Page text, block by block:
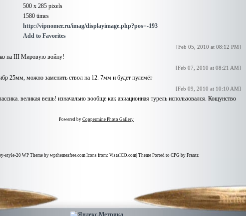
500 x 285 pixels
1580 times
http://vipnomer.ru/imag/displayimage.php?pos=-193
Add to Favorites
[Feb 05, 2010 at 08:12 PM]
на III Мировую войну!
[Feb 07, 2010 at 08:21 AM]
25мм, можно заменить ствол на 12. 7мм и будет пулемёт
[Feb 09, 2010 at 10:10 AM]
великая вешь! изначально вообще как авиационная турель использовался. Кощунство
Powered by Coppermine Photo Gallery
style-20 WP Theme by wpthemesfree.com Icons from: VistaICO.com| Theme Ported to CPG by Frantz